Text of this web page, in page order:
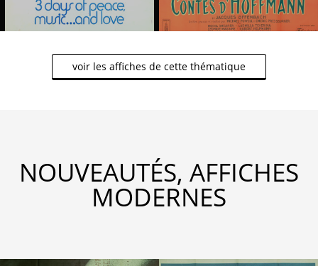
voir les affiches de cette thématique
NOUVEAUTÉS, AFFICHES
MODERNES